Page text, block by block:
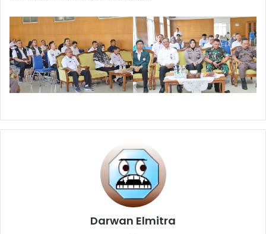
Darwan Elmitra